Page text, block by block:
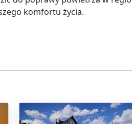
komfortu życia.